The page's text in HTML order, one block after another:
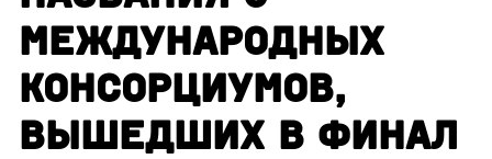
МЕЖДУНАРОДНЫХ
КОНСОРЦИУМОВ,
ВЫШЕДШИХ В ФИНАЛ